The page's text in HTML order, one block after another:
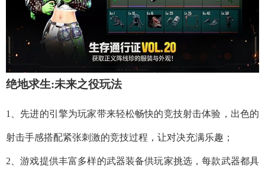
绝地求生:未来之役玩法
1、先进的引擎为玩家带来轻松畅快的竞技射击体验，出色的
射击手感搭配紧张刺激的竞技过程，让对决充满乐趣；
2、游戏提供丰富多样的武器装备供玩家挑选，每款武器都具